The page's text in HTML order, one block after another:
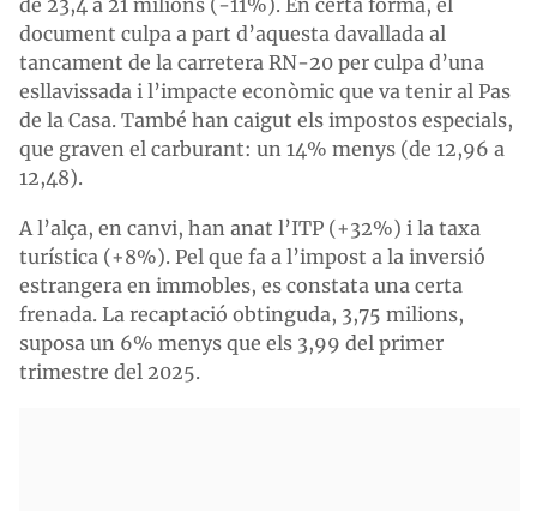
document culpa a part d’aquesta davallada al
tancament de la carretera RN-20 per culpa d’una
esllavissada i l’impacte econòmic que va tenir al Pas
de la Casa. També han caigut els impostos especials,
que graven el carburant: un 14% menys (de 12,96 a
12,48).
A l’alça, en canvi, han anat l’ITP (+32%) i la taxa
turística (+8%). Pel que fa a l’impost a la inversió
estrangera en immobles, es constata una certa
frenada. La recaptació obtinguda, 3,75 milions,
suposa un 6% menys que els 3,99 del primer
trimestre del 2025.